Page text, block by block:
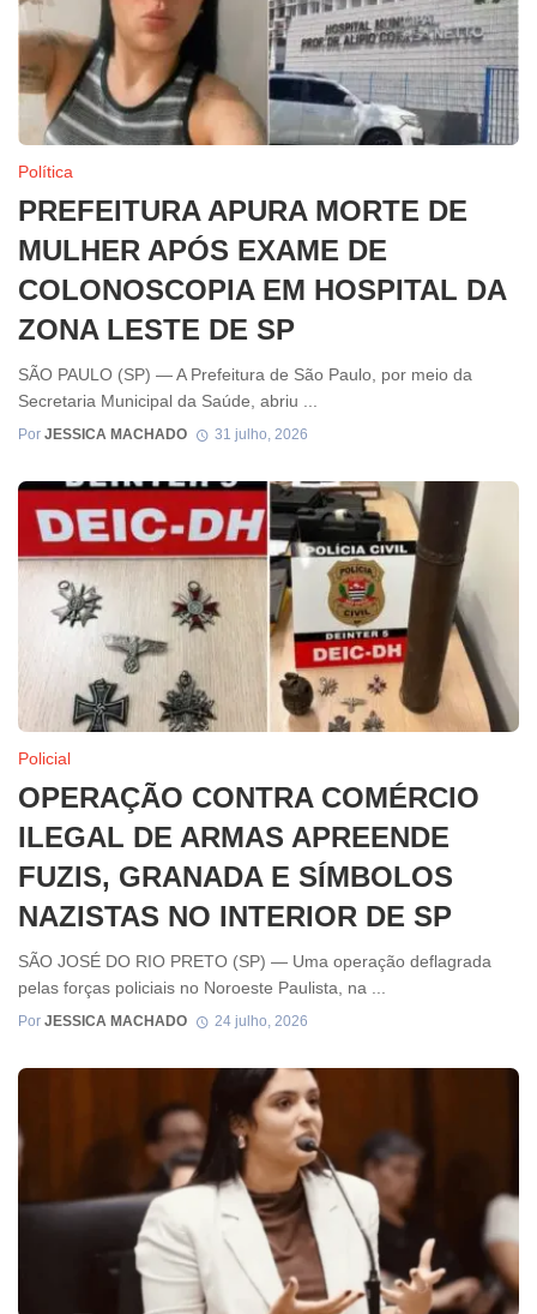
Política
PREFEITURA APURA MORTE DE
MULHER APÓS EXAME DE
COLONOSCOPIA EM HOSPITAL DA
ZONA LESTE DE SP
SÃO PAULO (SP) — A Prefeitura de São Paulo, por meio da
Secretaria Municipal da Saúde, abriu ...
Por JESSICA MACHADO 31 julho, 2026
Policial
OPERAÇÃO CONTRA COMÉRCIO
ILEGAL DE ARMAS APREENDE
FUZIS, GRANADA E SÍMBOLOS
NAZISTAS NO INTERIOR DE SP
SÃO JOSÉ DO RIO PRETO (SP) — Uma operação deflagrada
pelas forças policiais no Noroeste Paulista, na ...
Por JESSICA MACHADO 24 julho, 2026